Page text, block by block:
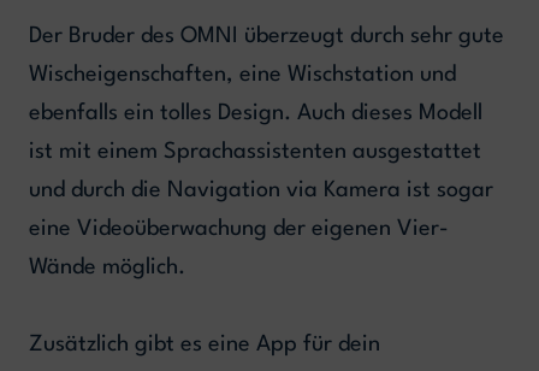
Der Bruder des OMNI überzeugt durch sehr gute
Wischeigenschaften, eine Wischstation und
ebenfalls ein tolles Design. Auch dieses Modell
ist mit einem Sprachassistenten ausgestattet
und durch die Navigation via Kamera ist sogar
eine Videoüberwachung der eigenen Vier-
Wände möglich.
Zusätzlich gibt es eine App für dein